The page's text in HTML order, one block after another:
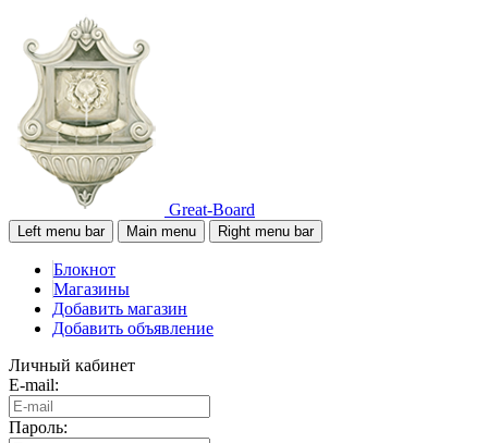
Great-Board
Left menu bar Main menu Right menu bar
Блокнот
Магазины
Добавить магазин
Добавить объявление
Личный кабинет
E-mail:
Пароль: